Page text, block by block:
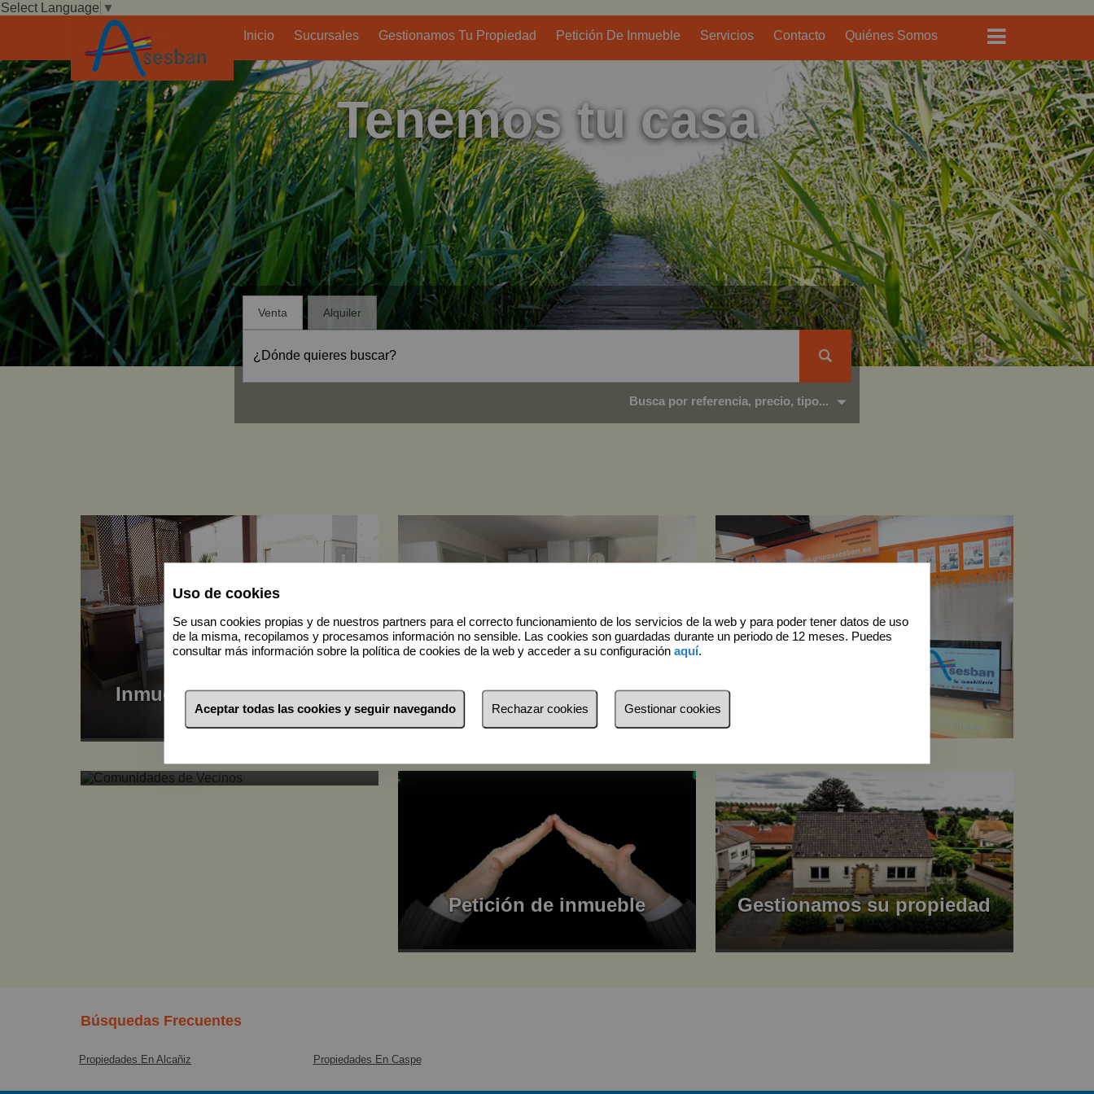
Select Language ▼
Inicio
Sucursales Gestionamos Tu Propiedad Petición De Inmueble Servicios Contacto Quiénes Somos
Nuestra Política De Privacidad
Tenemos tu casa
Venta Alquiler
Busca por referencia, precio, tipo...
Inmuebles Costa del Sol
Inmuebles Alcañiz
Comunidades de Vecinos
Petición de inmueble Gestionamos su propiedad
Búsquedas Frecuentes
Propiedades En Alcañiz Propiedades En Caspe
Uso de cookies
Se usan cookies propias y de nuestros partners para el correcto funcionamiento de los servicios de la web y para poder tener datos de uso
de la misma, recopilamos y procesamos información no sensible. Las cookies son guardadas durante un periodo de 12 meses. Puedes
consultar más información sobre la política de cookies de la web y acceder a su configuración aquí.
Aceptar todas las cookies y seguir navegando Rechazar cookies Gestionar cookies